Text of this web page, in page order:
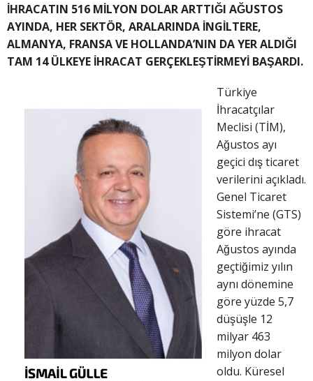
İHRACATIN 516 MİLYON DOLAR ARTTIĞI AĞUSTOS
AYINDA, HER SEKTÖR, ARALARINDA İNGİLTERE,
ALMANYA, FRANSA VE HOLLANDA’NIN DA YER ALDIĞI
TAM 14 ÜLKEYE İHRACAT GERÇEKLEŞTİRMEYİ BAŞARDI.
Türkiye
İhracatçılar
Meclisi (TİM),
Ağustos ayı
geçici dış ticaret
verilerini açıkladı.
Genel Ticaret
Sistemi’ne (GTS)
göre ihracat
Ağustos ayında
geçtiğimiz yılın
aynı dönemine
göre yüzde 5,7
düşüşle 12
milyar 463
milyon dolar
oldu. Küresel